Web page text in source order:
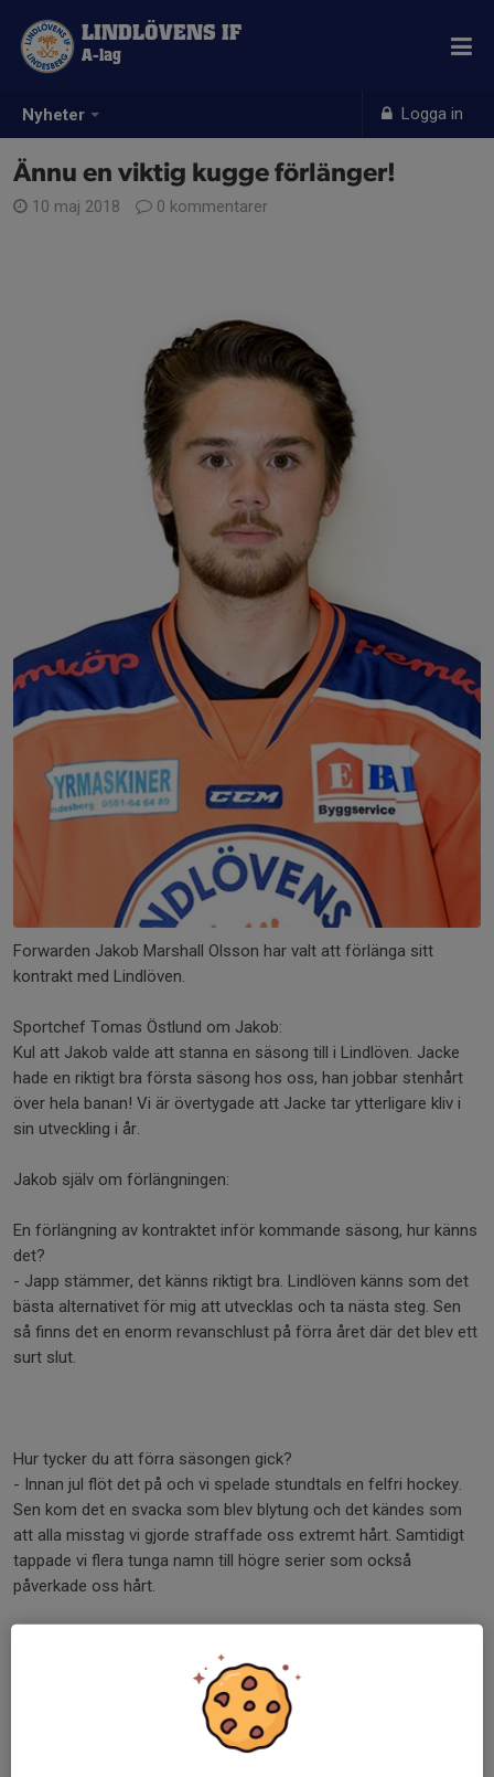
Nyheter Logga in
LINDLÖVENS IF
A-lag
Ännu en viktig kugge förlänger!
10 maj 2018 0 kommentarer
Forwarden Jakob Marshall Olsson har valt att förlänga sitt
kontrakt med Lindlöven.
Sportchef Tomas Östlund om Jakob:
Kul att Jakob valde att stanna en säsong till i Lindlöven. Jacke
hade en riktigt bra första säsong hos oss, han jobbar stenhårt
över hela banan! Vi är övertygade att Jacke tar ytterligare kliv i
sin utveckling i år.
Jakob själv om förlängningen:
En förlängning av kontraktet inför kommande säsong, hur känns
det?
- Japp stämmer, det känns riktigt bra. Lindlöven känns som det
bästa alternativet för mig att utvecklas och ta nästa steg. Sen
så finns det en enorm revanschlust på förra året där det blev ett
surt slut.
Hur tycker du att förra säsongen gick?
- Innan jul flöt det på och vi spelade stundtals en felfri hockey.
Sen kom det en svacka som blev blytung och det kändes som
att alla misstag vi gjorde straffade oss extremt hårt. Samtidigt
tappade vi flera tunga namn till högre serier som också
påverkade oss hårt.
Har du några personliga mål med kommande säsong?
- Utvecklas och vinna hockey matcher!
Till sist, hur går det för Lindlöven säsongen 18/19?